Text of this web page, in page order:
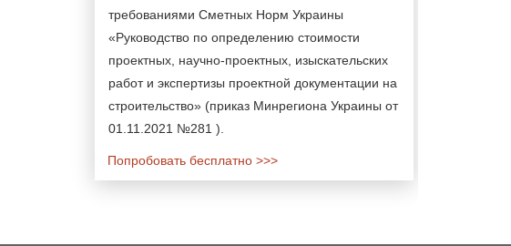
требованиями Сметных Норм Украины
«Руководство по определению стоимости
проектных, научно-проектных, изыскательских
работ и экспертизы проектной документации на
строительство» (приказ Минрегиона Украины от
01.11.2021 №281 ).
Попробовать бесплатно >>>